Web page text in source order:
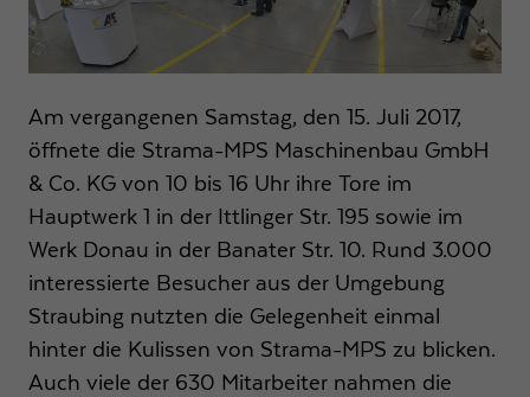
Am vergangenen Samstag, den 15. Juli 2017,
öffnete die Strama-MPS Maschinenbau GmbH
& Co. KG von 10 bis 16 Uhr ihre Tore im
Hauptwerk 1 in der Ittlinger Str. 195 sowie im
Werk Donau in der Banater Str. 10. Rund 3.000
interessierte Besucher aus der Umgebung
Straubing nutzten die Gelegenheit einmal
hinter die Kulissen von Strama-MPS zu blicken.
Auch viele der 630 Mitarbeiter nahmen die
Anbieter Google LLC
Laufzeit 1 Tag
Registriert eine eindeutige ID, die verwendet wird,